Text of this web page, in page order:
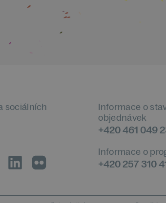
sociálních
Informace o
objednávek
+420 461 049
Informace o
+420 257 310